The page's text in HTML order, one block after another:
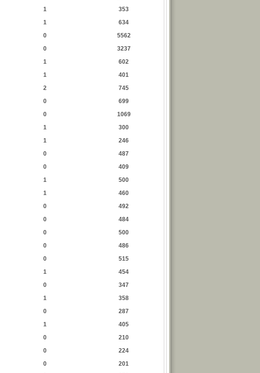
1
353
1
634
0
5562
0
3237
1
602
1
401
2
745
0
699
0
1069
1
300
1
246
0
487
0
409
1
500
1
460
0
492
0
484
0
500
0
486
0
515
1
454
0
347
1
358
0
287
1
405
0
210
0
224
0
201